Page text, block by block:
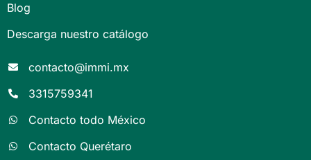
Blog
Descarga nuestro catálogo
contacto@immi.mx
3315759341
Contacto todo México
Contacto Querétaro